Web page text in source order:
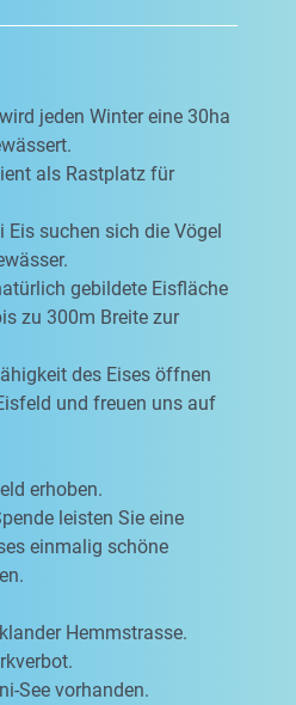
jeden Winter eine 30ha
als Rastplatz für
Eis suchen sich die Vögel
gebildete Eisfläche
zu 300m Breite zur
des Eises öffnen
und freuen uns auf
erhoben.
leisten Sie eine
einmalig schöne
Hemmstrasse.
See vorhanden.